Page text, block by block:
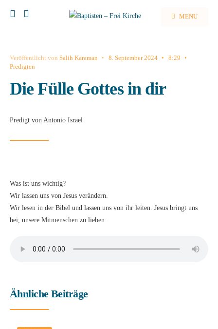
MENU
Veröffentlicht von Salih Karaman • 8. September 2024 • 8:29 •
Predigten
Die Fülle Gottes in dir
Predigt von Antonio Israel
Was ist uns wichtig?
Wir lassen uns von Jesus verändern.
Wir lesen in der Bibel und lassen uns von ihr leiten. Jesus bringt uns
bei, unsere Mitmenschen zu lieben.
Ähnliche Beiträge